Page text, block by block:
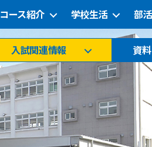
コース紹介 学校生活 部
入試関連情報 資